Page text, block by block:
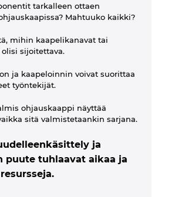
tarkalleen ottaen
Mahtuuko kaikki?
mihin kaapelikanavat tai
sijoitettava.
ja kaapeloinnin voivat suorittaa
työntekijät.
ohjauskaappi näyttää
sitä valmistetaankin sarjana.
ja
puute tuhlaavat aikaa ja